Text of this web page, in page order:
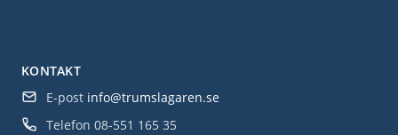
KONTAKT
E-post info@trumslagaren.se
Telefon 08-551 165 35